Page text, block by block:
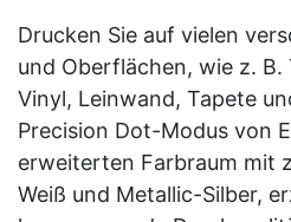
Drucken Sie auf vielen
und Oberflächen, wie z.
Vinyl, Leinwand, Tapete
Precision Dot-Modus von
erweiterten Farbraum mit
Weiß und Metallic-Silber,